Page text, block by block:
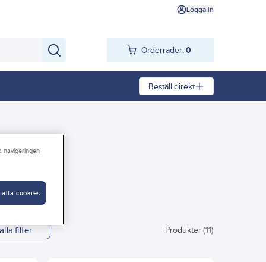
Logga in
Orderrader: 0
Beställ direkt
filter Produkter (11)
navigeringen
alla cookies